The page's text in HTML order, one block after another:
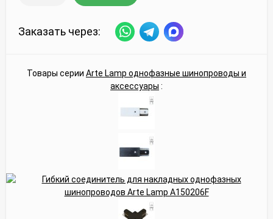
Заказать через:
Товары серии Arte Lamp однофазные шинопроводы и
аксессуары :